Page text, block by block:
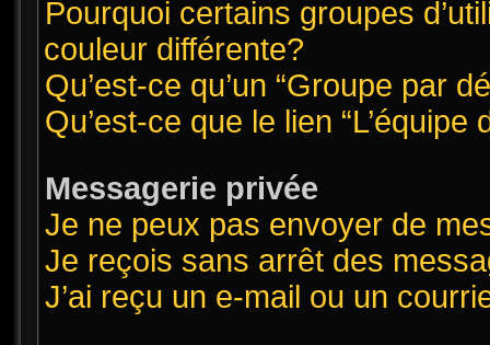
Pourquoi certains groupes
couleur différente?
Qu’est-ce qu’un “Groupe par
Qu’est-ce que le lien “L’équipe
Messagerie privée
Je ne peux pas envoyer de
Je reçois sans arrêt des
J’ai reçu un e-mail ou un